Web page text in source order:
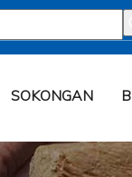
SOKONGAN